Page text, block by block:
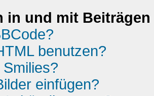
in und mit
benutzen?
einfügen?